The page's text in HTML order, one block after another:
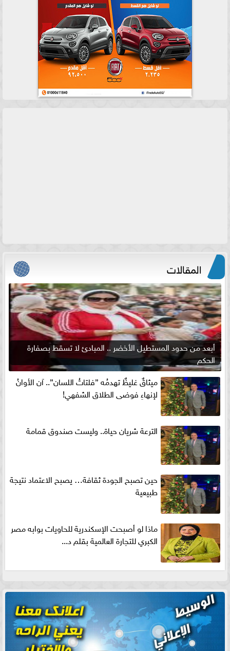
المقالات
أبعد من حدود المستطيل الأخضر .. المبادئ لا تسقط بصفارة
الحكم
ميثاقٌ غليظٌ تهدمُه ”فلتاتُ اللسان”.. آن الأوانُ
لإنهاءِ فوضى الطلاق الشفهي!
الترعة شريان حياة.. وليست صندوق قمامة
حين تصبح الجودة ثقافة… يصبح الاعتماد نتيجة
طبيعية
ماذا لو أصبحت الإسكندرية للحاويات بوابه مصر
الكبري للتجارة العالمية بقلم د...